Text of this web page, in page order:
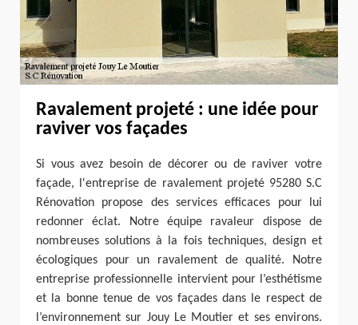
Ravalement projeté : une idée pour
raviver vos façades
Si vous avez besoin de décorer ou de raviver votre
façade, l'entreprise de ravalement projeté 95280 S.C
Rénovation propose des services efficaces pour lui
redonner éclat. Notre équipe ravaleur dispose de
nombreuses solutions à la fois techniques, design et
écologiques pour un ravalement de qualité. Notre
entreprise professionnelle intervient pour l’esthétisme
et la bonne tenue de vos façades dans le respect de
l’environnement sur Jouy Le Moutier et ses environs.